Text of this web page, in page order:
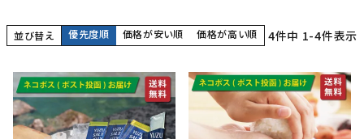
並び替え 優先度順 価格が安い順 価格が高い順 4件中 1-4件表示